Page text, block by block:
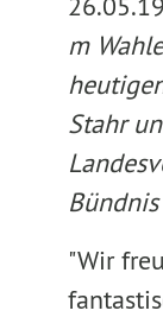
m
Stahr
"Wir